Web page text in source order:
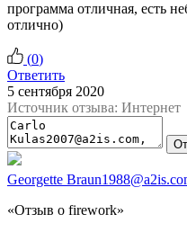
программа отличная, есть
отлично)
(0)
Ответить
5 сентября 2020
Источник отзыва: Интернет
Georgette
«Отзыв о firework»